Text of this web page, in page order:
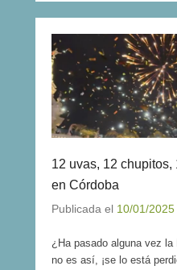
12 uvas, 12
en Córdoba
Publicada el 10/01/2025
¿Ha pasado alguna vez la
no es así, ¡se lo está